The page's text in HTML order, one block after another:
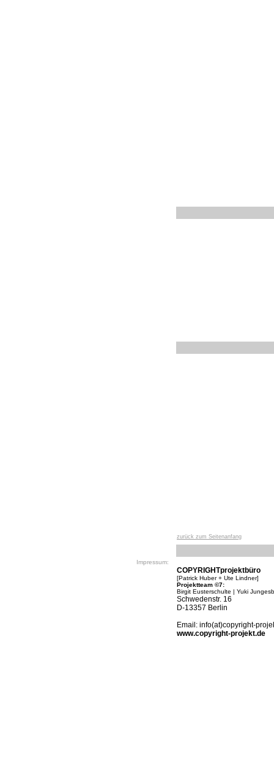
zurück zum Seitenanfang
Impressum:
COPYRIGHTprojektbüro
[Patrick Huber + Ute Lindner]
Projektteam ©7:
Birgit Eusterschulte | Yuki
Schwedenstr. 16
D-13357 Berlin
Email: info(at)copyright-
www.copyright-projekt.de